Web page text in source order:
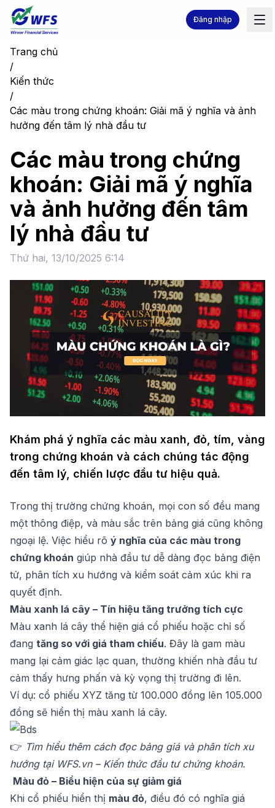
Đăng nhập
Trang chủ
/
Kiến thức
/
Các màu trong chứng khoán: Giải mã ý nghĩa và ảnh
hưởng đến tâm lý nhà đầu tư
Các màu trong chứng
khoán: Giải mã ý nghĩa
và ảnh hưởng đến tâm
lý nhà đầu tư
Thứ hai, 13/10/2025 6:14
Khám phá ý nghĩa các màu xanh, đỏ, tím, vàng
trong chứng khoán và cách chúng tác động
đến tâm lý, chiến lược đầu tư hiệu quả.
Trong thị trường chứng khoán, mọi con số đều mang
một thông điệp, và màu sắc trên bảng giá cũng không
ngoại lệ. Việc hiểu rõ ý nghĩa của các màu trong
chứng khoán giúp nhà đầu tư dễ dàng đọc bảng điện
tử, phân tích xu hướng và kiểm soát cảm xúc khi ra
quyết định.
Màu xanh lá cây – Tín hiệu tăng trưởng tích cực
Màu xanh lá cây thể hiện giá cổ phiếu hoặc chỉ số
đang tăng so với giá tham chiếu. Đây là gam màu
mang lại cảm giác lạc quan, thường khiến nhà đầu tư
cảm thấy hưng phấn và kỳ vọng thị trường đi lên.
Ví dụ: cổ phiếu XYZ tăng từ 100.000 đồng lên 105.000
đồng sẽ hiển thị màu xanh lá cây.
👉 Tìm hiểu thêm cách đọc bảng giá và phân tích xu
hướng tại WFS.vn – Kiến thức đầu tư chứng khoán.
Màu đỏ – Biểu hiện của sự giảm giá
Khi cổ phiếu hiển thị màu đỏ, điều đó có nghĩa giá